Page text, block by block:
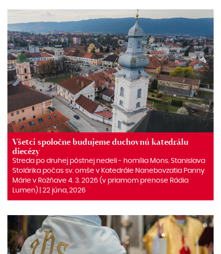
Všetci spoločne budujeme duchovnú katedrálu
diecézy
Streda po druhej pôstnej nedeli ‒ homília Mons. Stanislava
Stolárika počas sv. omše v Katedrále Nanebovzatia Panny
Márie v Rožňave 4. 3. 2026 (v priamom prenose Rádia
Lumen) | 22 júna, 2026